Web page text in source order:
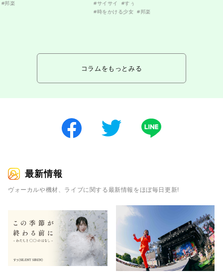
#邦楽
#サイサイ
#すぅ
#時をかける少女
#邦楽
コラムをもっとみる
最新情報
ヴォーカルや機材、ライブに関する最新情報をほぼ毎日更新!